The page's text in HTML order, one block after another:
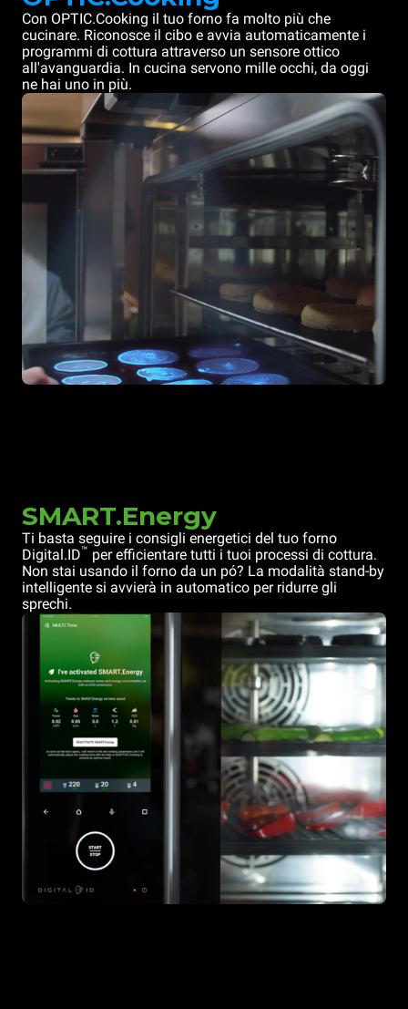
Con OPTIC.Cooking il tuo forno fa molto più che
cucinare. Riconosce il cibo e avvia automaticamente i
programmi di cottura attraverso un sensore ottico
all'avanguardia. In cucina servono mille occhi, da oggi
ne hai uno in più.
SMART.Energy
Ti basta seguire i consigli energetici del tuo forno
Digital.ID™ per efficientare tutti i tuoi processi di cottura.
Non stai usando il forno da un pó? La modalità stand-by
intelligente si avvierà in automatico per ridurre gli
sprechi.